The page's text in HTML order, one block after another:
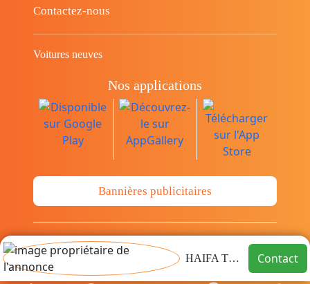
HAIFA TMS Contact
Contactez-nous
Voitures neuves
Nos applications
Bannières publicitaires
© Copyright 2014-2026 Cava.tn Limited Tous
les droits sont réservés.